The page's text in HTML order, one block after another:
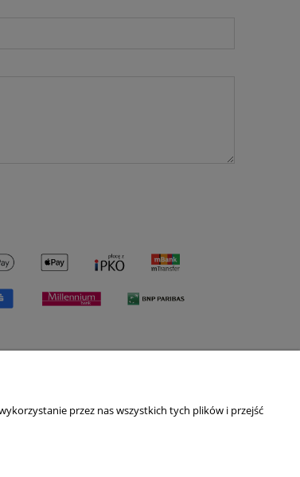
przez nas wszystkich tych plików i przejść